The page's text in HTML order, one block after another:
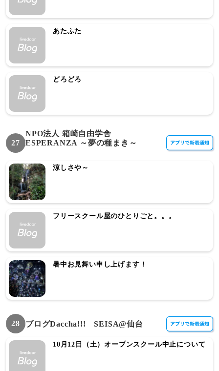
あたふた
どろどろ
27
NPO法人 箱崎自由学舎
ESPERANZA ～夢の種まき～
涼しさや～
フリースクール屋のひとりごと。。。
暑中お見舞い申し上げます！
28 ブログDaccha!!! SEISA@仙台
10月12日（土）オープンスクール中止について